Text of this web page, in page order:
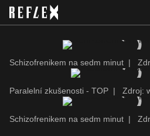
Schizofrenikem na sedm minut |
Paralelní zkušenosti - TOP | Zdroj:
Schizofrenikem na sedm minut |